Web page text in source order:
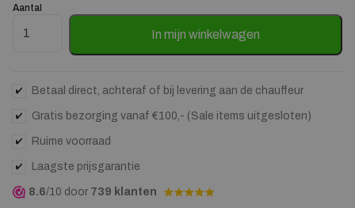
Aantal
Organische Salontafel Langford Marmerlook 135 x 80cm
In mijn winkelwagen
Betaal direct, achteraf of bij levering aan de chauffeur
Gratis bezorging vanaf €100,- (Sale items uitgesloten)
Ruime voorraad
Laagste prijsgarantie
8.6/10 door 739 klanten